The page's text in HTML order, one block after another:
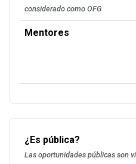
considerado como OFG
Mentores
¿Es pública?
Las oportunidades públicas son